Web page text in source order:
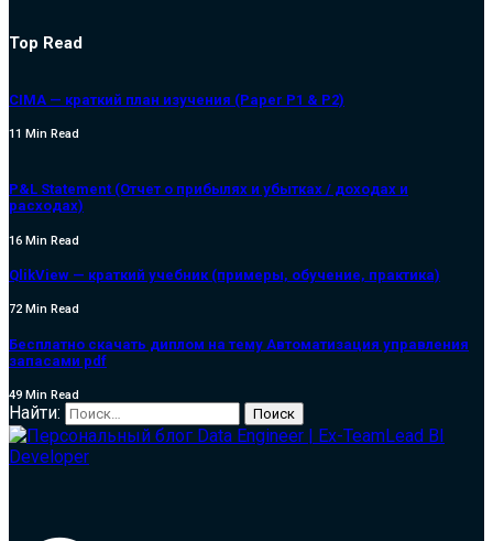
Top Read
CIMA — краткий план изучения (Paper P1 & P2)
11 Min Read
P&L Statement (Отчет о прибылях и убытках / доходах и
расходах)
16 Min Read
QlikView — краткий учебник (примеры, обучение, практика)
72 Min Read
Бесплатно скачать диплом на тему Автоматизация управления
запасами pdf
49 Min Read
Найти: